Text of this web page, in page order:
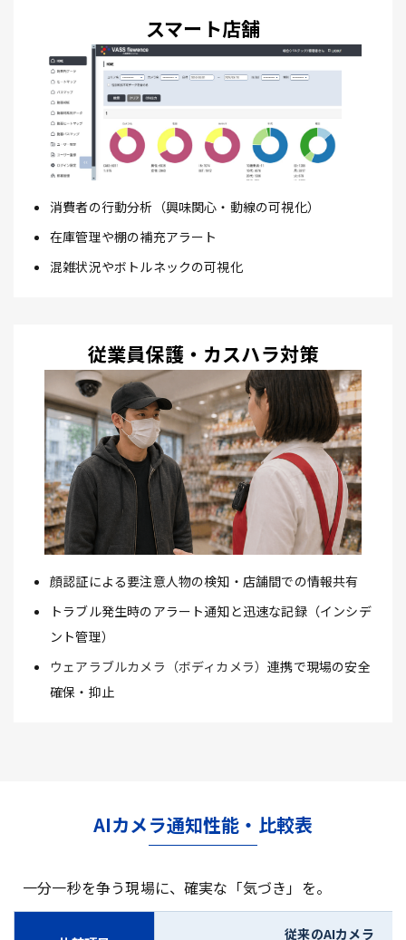
スマート店舗
消費者の行動分析（興味関心・動線の可視化）
在庫管理や棚の補充アラート
混雑状況やボトルネックの可視化
従業員保護・カスハラ対策
顔認証による要注意人物の検知・店舗間での情報共有
トラブル発生時のアラート通知と迅速な記録（インシデ
ント管理）
ウェアラブルカメラ（ボディカメラ）連携で現場の安全
確保・抑止
AIカメラ通知性能・比較表
一分一秒を争う現場に、確実な「気づき」を。
従来のAIカメラ